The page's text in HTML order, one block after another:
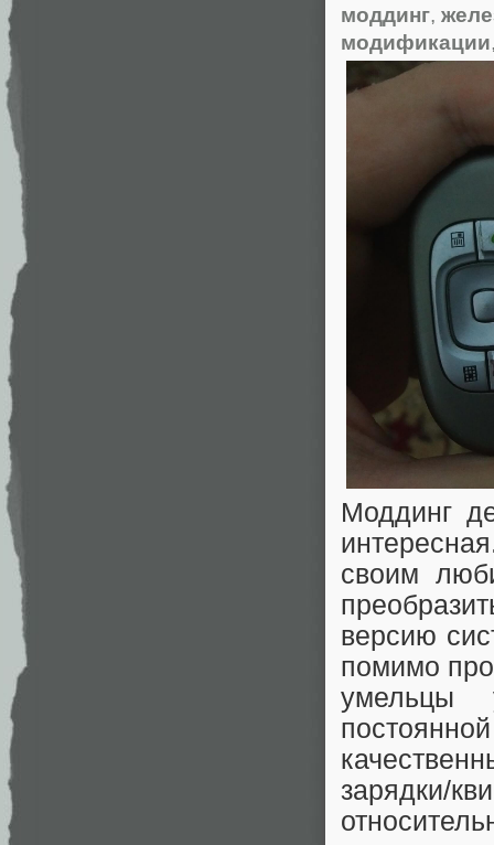
моддинг,
модификации
Моддинг
своим
версию
помимо
умельцы
зарядки/